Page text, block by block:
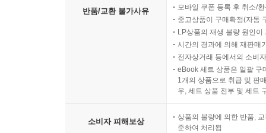
반품/교환 불가사유
모바일 쿠폰 등록 후 취소/
중고상품이 구매확정(자동
LP상품의 재생 불량 원인
시간의 경과에 의해 재판매
전자상거래 등에서의 소비
eBook 세트 상품은 일괄 구
1개의 상품으로 취급 및 판
우, 세트 상품 전부 및 세트
소비자 피해보상
상품의 불량에 의한 반품,
준하여 처리됨